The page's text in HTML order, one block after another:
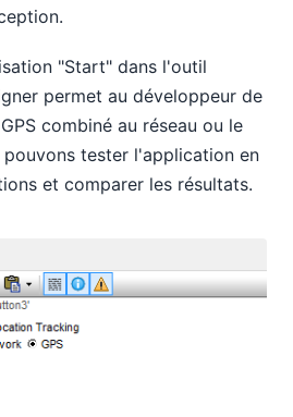
"Start" dans l'outil
permet au développeur de
combiné au réseau ou le
pouvons tester l'application en
et comparer les résultats.